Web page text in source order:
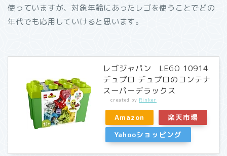
使っていますが、対象年齢にあったレゴを使うことでどの
年代でも応用していけると思います。
レゴジャパン LEGO 10914
デュプロ デュプロのコンテナ
スーパーデラックス
created by Rinker
Amazon
楽天市場
Yahooショッピング